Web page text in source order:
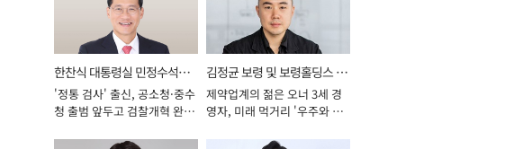
한찬식 대통령실 민정수석비
서관
'정통 검사' 출신, 공소청·중수
청 출범 앞두고 검찰개혁 완수
김정균 보령 및 보령홀딩스 대
표이사 사장
제약업계의 젊은 오너 3세 경
영자, 미래 먹거리 '우주와 헬